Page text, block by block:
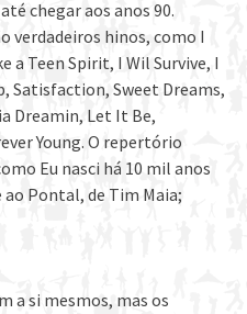
chegar aos anos 90.
verdadeiros hinos, como I
a Teen Spirit, I Wil Survive, I
Satisfaction, Sweet Dreams,
Dreamin, Let It Be,
Young. O repertório
Eu nasci há 10 mil anos
ao Pontal, de Tim Maia;
a si mesmos, mas os